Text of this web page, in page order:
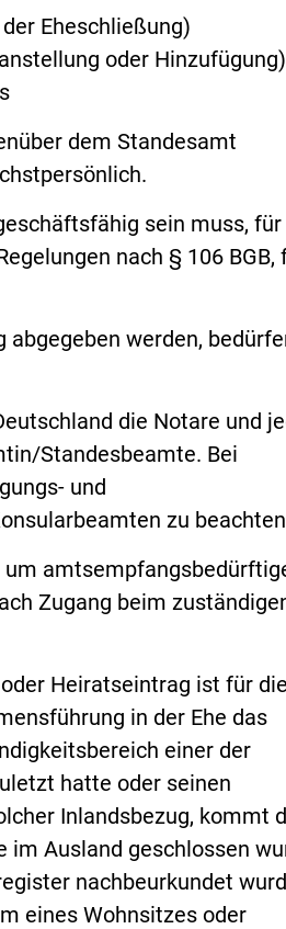
Eheschließung)
oder Hinzufügung)
dem Standesamt
sein muss, für
nach § 106 BGB,
abgegeben werden,
die Notare und
Standesbeamte. Bei
und
zu
um
Zugang beim
Heiratseintrag ist für die
in der Ehe das
einer der
hatte oder seinen
Inlandsbezug, kommt
im Ausland geschlossen
nachbeurkundet
eines Wohnsitzes oder